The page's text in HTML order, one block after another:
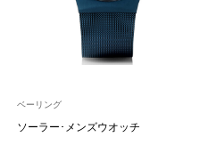
その他
ベーリング
ソーラー･メンズウオッチ